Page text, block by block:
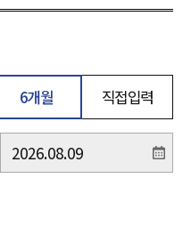
6개월 직접입력